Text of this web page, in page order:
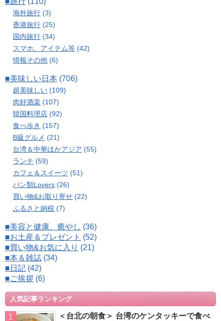
海外旅行 (3)
香港旅行 (25)
国内旅行 (34)
スマホ、アイテム等 (42)
情報その他 (6)
■美味しい日本 (706)
超美味しい (109)
肉好酒楽 (107)
韓国料理店 (92)
食べ歩き (157)
B級グルメ (21)
台湾＆中華ほかアジア (55)
ランチ (59)
カフェ＆スイーツ (51)
パン類Lovers (26)
買い物&お取り寄せ (22)
ふるさと納税 (7)
■美容と健康、癒やし (36)
■お土産＆プレゼント (52)
■買い物&お気に入り (21)
■本＆雑誌 (34)
■日記 (42)
■ご挨拶 (6)
人気記事ランキング
＜台北の朝食＞ 台湾のケンタッキーで食べ